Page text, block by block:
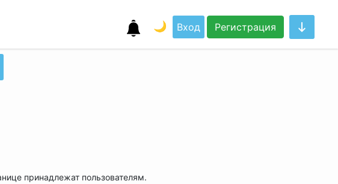
🌙 Вход Регистрация
принадлежат пользователям.